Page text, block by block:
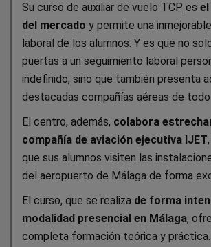
Su curso de auxiliar de vuelo TCP es
del mercado y permite una
laboral de los alumnos. Y es que no
puertas a un seguimiento laboral
indefinido, sino que también presenta
destacadas compañías aéreas de
El centro, además, colabora
compañía de aviación ejecutiva IJET
que sus alumnos visiten las
del aeropuerto de Málaga de forma
El curso, que se realiza de forma
modalidad presencial en Málaga,
completa formación teórica y